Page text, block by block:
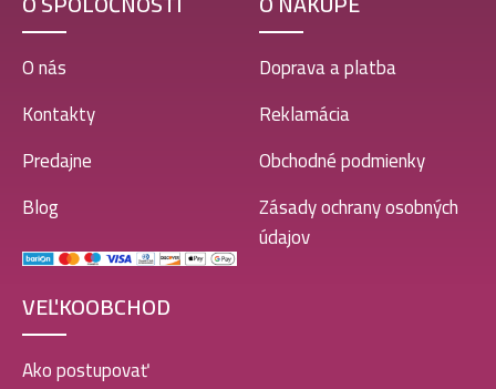
O nás
Kontakty
Predajne
Blog
Doprava a platba
Reklamácia
Obchodné podmienky
Zásady ochrany osobných
údajov
VEĽKOOBCHOD
Ako postupovať